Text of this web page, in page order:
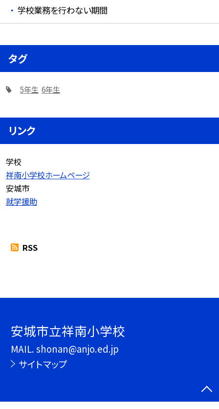
学校業務を行わない期間
タグ
5年生 6年生
リンク
学校
祥南小学校ホームページ
安城市
就学援助
RSS
安城市立祥南小学校
MAIL. shonan@anjo.ed.jp
サイトマップ